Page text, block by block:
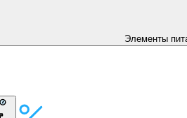
Элементы